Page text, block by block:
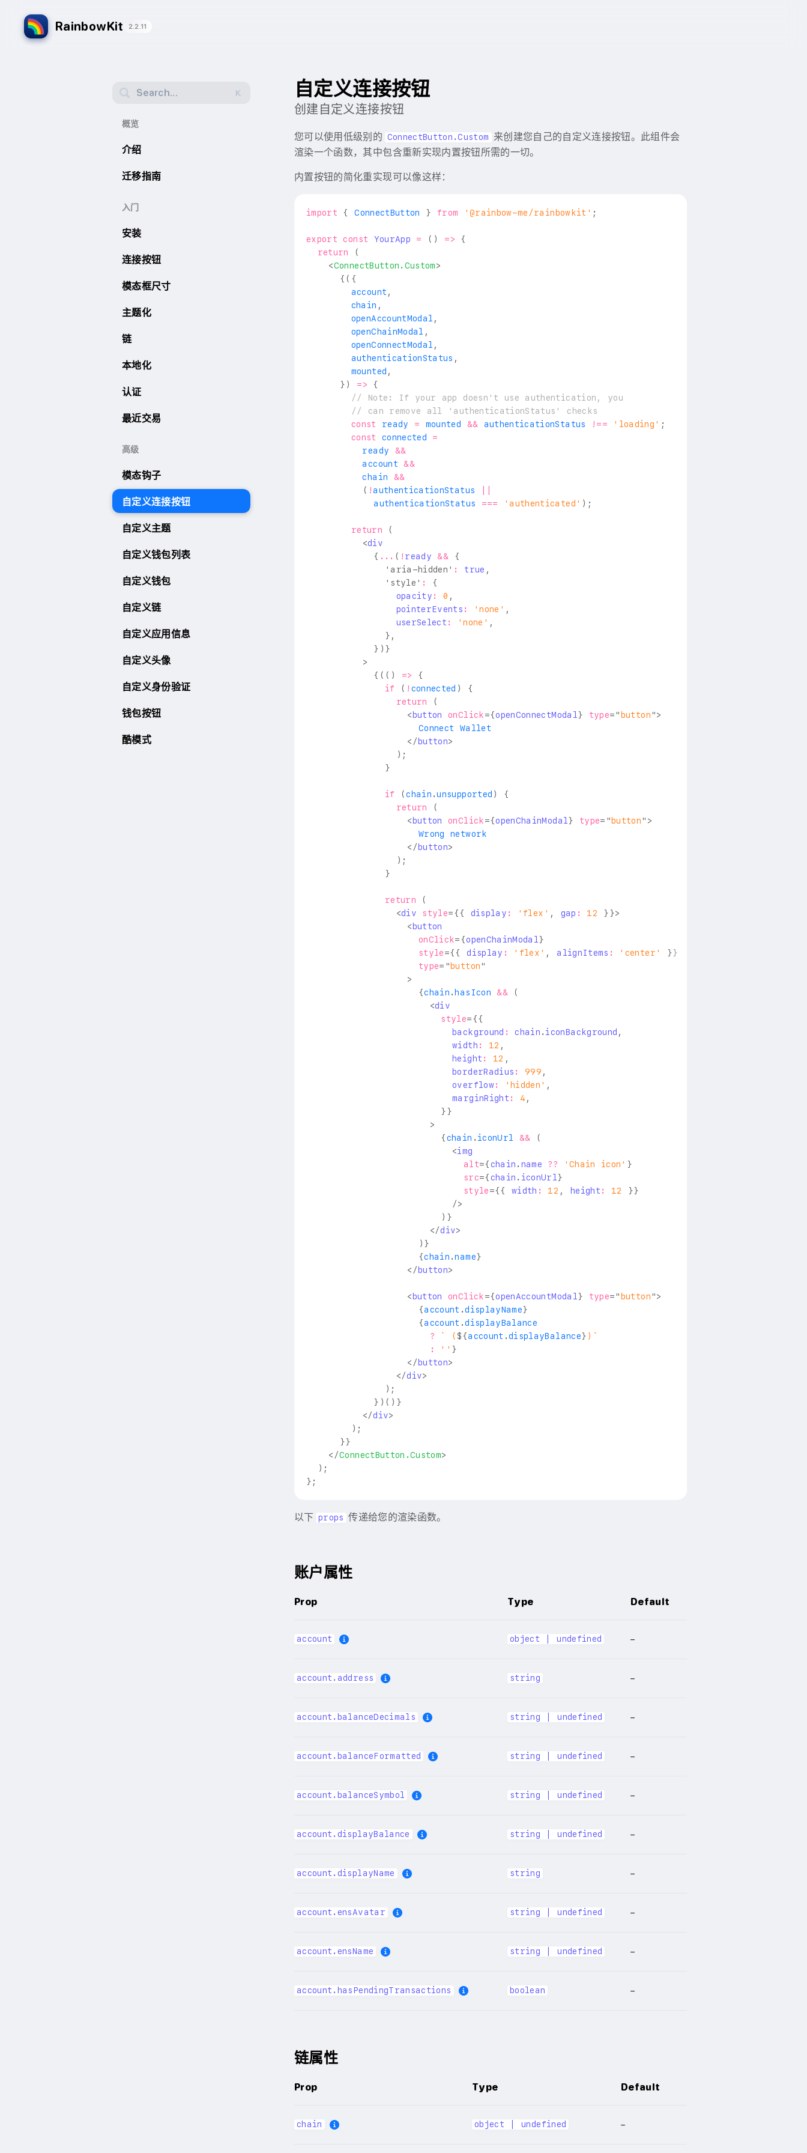
RainbowKit 2.2.11
Search... K
概览
介绍
迁移指南
入门
安装
连接按钮
模态框尺寸
主题化
链
本地化
认证
最近交易
高级
模态钩子
自定义连接按钮
自定义主题
自定义钱包列表
自定义钱包
自定义链
自定义应用信息
自定义头像
自定义身份验证
钱包按钮
酷模式
自定义连接按钮
创建自定义连接按钮
您可以使用低级别的 ConnectButton.Custom
来创建您自己的自定义连接按钮。此组件会
渲染一个函数，其中包含重新实现内置按钮所需的一切。
内置按钮的简化重实现可以像这样：
import { ConnectButton } from '@rainbow-me/rainbowkit' ;
export const YourApp = ( ) =>
{
return
(
<ConnectButton.Custom>
{ ( {
        account
,
        chain
,
        openAccountModal
,
        openChainModal
,
        openConnectModal
,
        authenticationStatus
,
        mounted
,
} ) =>
{
// Note: If your app doesn't use authentication, you
// can remove all 'authenticationStatus' checks
const ready = mounted && authenticationStatus !== 'loading' ;
const connected =
          ready
&&
          account
&&
          chain
&&
( !authenticationStatus
            authenticationStatus
=== 'authenticated' ) ;
return
(
<div
{ ... ( ! ready &&
{
'aria-hidden' : true ,
'style' :
{
                opacity
: 0 ,
                pointerEvents
: 'none' ,
                userSelect
: 'none' ,
} ,
} ) }
>
{ ( ( ) =>
{
if
( ! connected )
{
return
(
< button onClick={openConnectModal } type=" button">
                    Connect Wallet
</ button>
) ;
}
if (chain .unsupported )
{
return
(
< button onClick={openChainModal } type= " button" >
                    Wrong network
</ button>
) ;
}
return
(
<div style= { { display : 'flex' , gap : 12 } }>
< button
onClick= {openChainModal }
style={ { display : 'flex' , alignItems : 'center' }}
type= " button"
>
{chain . hasIcon &&
(
<div
style= { {
                          background
: chain . iconBackground ,
                          width
: 12 ,
                          height
: 12 ,
                          borderRadius
: 999 ,
                          overflow
: 'hidden' ,
                          marginRight
: 4 ,
} }
>
{chain . iconUrl &&
(
<img
alt={chain . name ?? 'Chain icon' }
src={chain . iconUrl }
style={ { width : 12 , height : 12 }}
/>
) }
</div>
) }
{chain .name}
</ button>
< button onClick={openAccountModal } type=" button">
{account .displayName}
{account .displayBalance
?
` ( ${account .displayBalance} ) `
:
'' }
</ button>
</div>
) ;
} ) ( ) }
</div>
) ;
}}
</ConnectButton.Custom>
) ;
} ;
以下 props 传递给您的渲染函数。
账户属性
Prop Type Default
account object | undefined –
account.address string –
account.balanceDecimals string | undefined –
account.balanceFormatted string | undefined –
account.balanceSymbol string | undefined –
account.displayBalance string | undefined –
account.displayName string –
account.ensAvatar string | undefined –
account.ensName string | undefined –
account.hasPendingTransactions boolean –
链属性
Prop Type Default
chain object | undefined –